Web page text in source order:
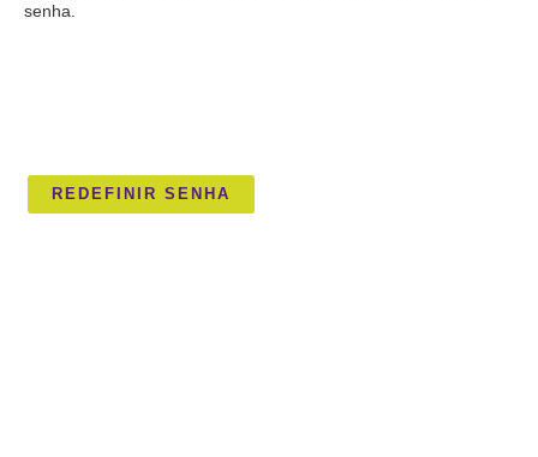
senha.
REDEFINIR SENHA